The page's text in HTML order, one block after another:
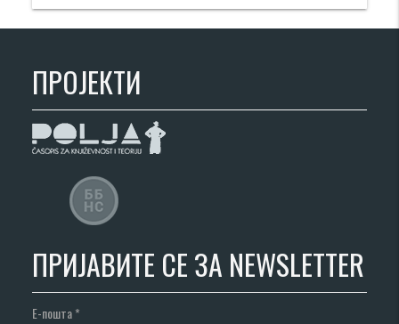
ПРОЈЕКТИ
ПРИЈАВИТЕ СЕ ЗА NEWSLETTER
Е-пошта*